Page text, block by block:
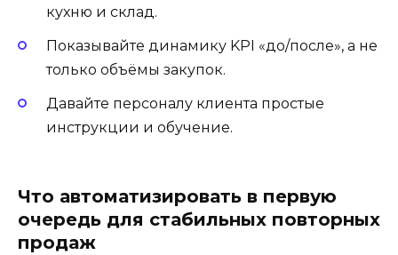
кухню и склад.
Показывайте динамику KPI «до/после», а не
только объёмы закупок.
Давайте персоналу клиента простые
инструкции и обучение.
Что автоматизировать в первую
очередь для стабильных повторных
продаж